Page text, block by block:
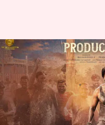
అశోక్ గల్లా 2
మేలేస్తున్న
వ్రాసిన వారు Sriram Pranateja Apr
ఈ వార్తాకథనం ఏంటి